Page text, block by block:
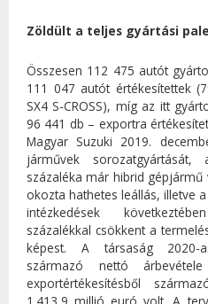
Zöldült a teljes gyártási
Összesen 112 475 autót
111 047 autót értékesítettek
SX4 S-CROSS), míg az itt
96 441 db – exportra
Magyar Suzuki 2019.
járművek
százaléka már hibrid
okozta hathetes leállás, illetve
intézkedések
százalékkal csökkent a
képest. A társaság 2020-
származó nettó
exportértékesítésből